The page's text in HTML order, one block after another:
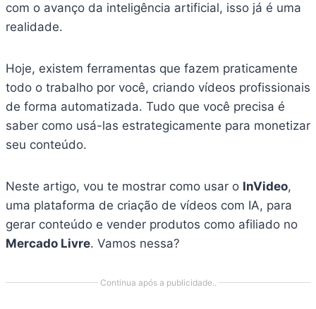
com o avanço da inteligência artificial, isso já é uma
realidade.
Hoje, existem ferramentas que fazem praticamente
todo o trabalho por você, criando vídeos profissionais
de forma automatizada. Tudo que você precisa é
saber como usá-las estrategicamente para monetizar
seu conteúdo.
Neste artigo, vou te mostrar como usar o InVideo,
uma plataforma de criação de vídeos com IA, para
gerar conteúdo e vender produtos como afiliado no
Mercado Livre. Vamos nessa?
Continua após a publicidade..